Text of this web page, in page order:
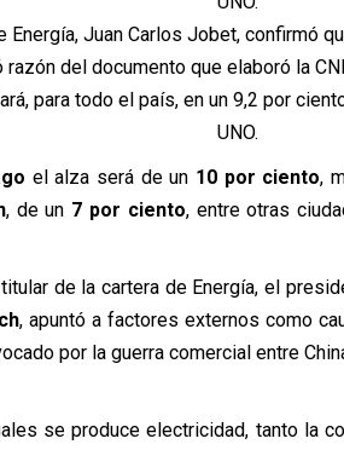
Energía, Juan Carlos Jobet, confirmó
razón del documento que elaboró la
para todo el país, en un 9,2 por
UNO.
el alza será de un 10 por ciento,
, de un 7 por ciento, entre otras
de la cartera de Energía, el
, apuntó a factores externos como
por la guerra comercial entre
se produce electricidad, tanto la